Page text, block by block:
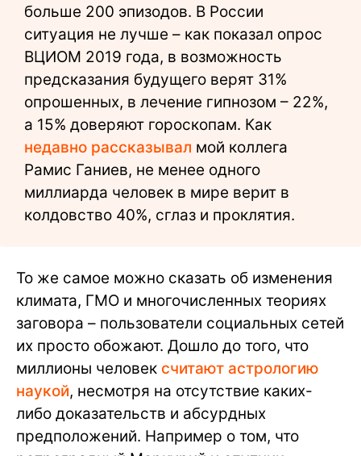
больше 200 эпизодов. В России
ситуация не лучше – как показал опрос
ВЦИОМ 2019 года, в возможность
предсказания будущего верят 31%
опрошенных, в лечение гипнозом – 22%,
а 15% доверяют гороскопам. Как
недавно рассказывал мой коллега
Рамис Ганиев, не менее одного
миллиарда человек в мире верит в
колдовство 40%, сглаз и проклятия.
То же самое можно сказать об изменения
климата, ГМО и многочисленных теориях
заговора – пользователи социальных сетей
их просто обожают. Дошло до того, что
миллионы человек считают астрологию
наукой, несмотря на отсутствие каких-
либо доказательств и абсурдных
предположений. Например о том, что